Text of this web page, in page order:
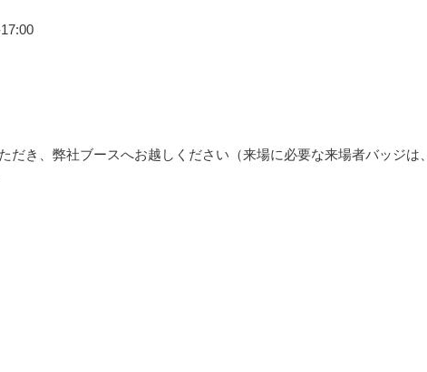
き、弊社ブースへお越しください（来場に必要な来場者バッジは、